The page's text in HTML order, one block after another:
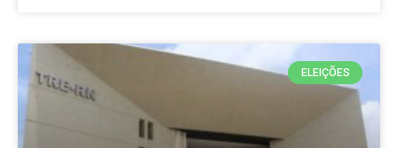
ELEIÇÕES